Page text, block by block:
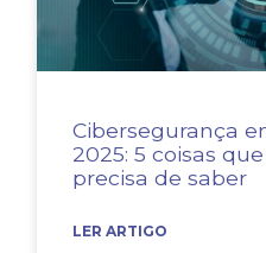
Cibersegurança
2025: 5 coisas
precisa de saber
LER ARTIGO